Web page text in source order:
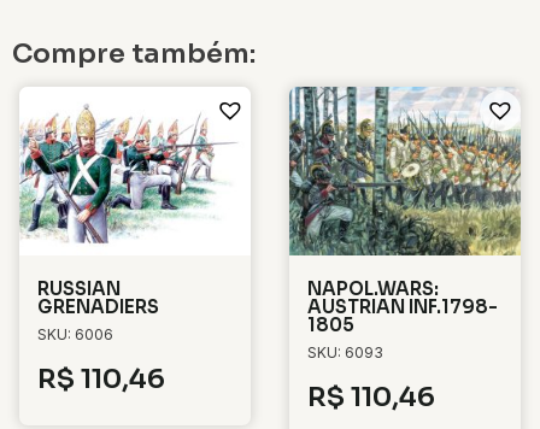
Compre também:
RUSSIAN
GRENADIERS
SKU: 6006
R$ 110,46
NAPOL.WARS:
AUSTRIAN INF.1798-
1805
SKU: 6093
R$ 110,46